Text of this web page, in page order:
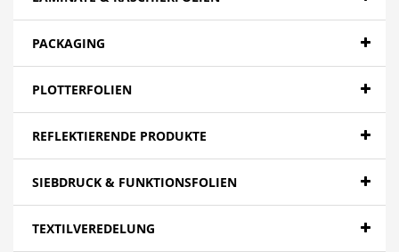
PACKAGING
PLOTTERFOLIEN
REFLEKTIERENDE PRODUKTE
SIEBDRUCK & FUNKTIONSFOLIEN
TEXTILVEREDELUNG